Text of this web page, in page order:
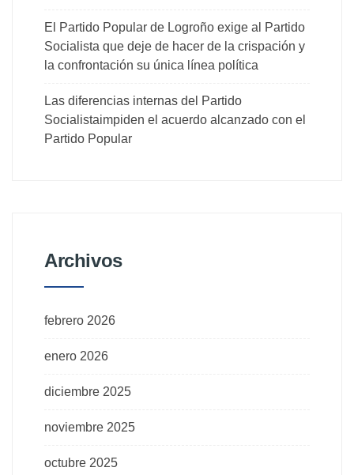
El Partido Popular de Logroño exige al Partido
Socialista que deje de hacer de la crispación y
la confrontación su única línea política
Las diferencias internas del Partido
Socialistaimpiden el acuerdo alcanzado con el
Partido Popular
Archivos
febrero 2026
enero 2026
diciembre 2025
noviembre 2025
octubre 2025